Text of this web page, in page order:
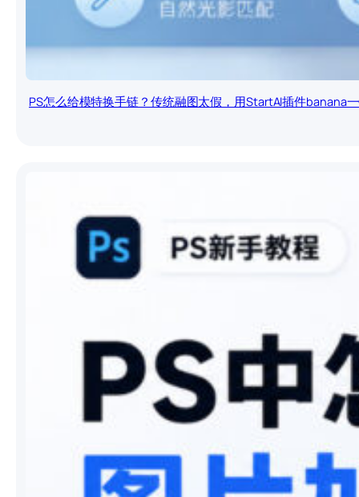
PS怎么给模特换手链？传统融图太假，用StartAI插件banana